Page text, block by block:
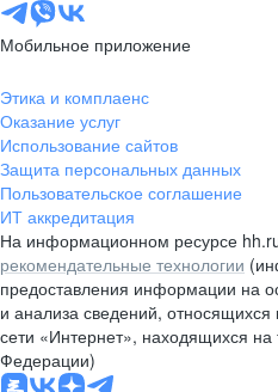
Мобильное приложение
Этика и комплаенс
Оказание услуг
Использование сайтов
Защита персональных данных
Пользовательское соглашение
ИТ аккредитация
На информационном ресурсе
рекомендательные технологии
предоставления информации на
и анализа сведений,
сети «Интернет», находящихся на
Федерации)